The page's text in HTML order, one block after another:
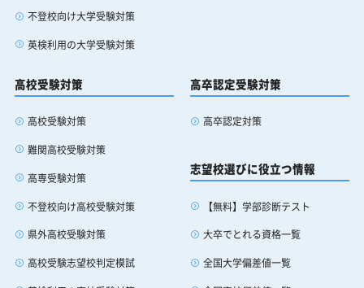
不登校向け大学受験対策
英検利用の大学受験対策
高校受験対策
高校受験対策
難関高校受験対策
高専受験対策
不登校向け高校受験対策
県外高校受験対策
高校受験志望校判定模試
高卒認定受験対策
高卒認定対策
志望校選びに役立つ情報
【無料】学部診断テスト
大卒でとれる資格一覧
全国大学偏差値一覧